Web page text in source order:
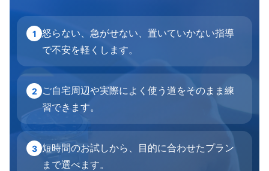
1 怒らない、急がせない、置いていかない指導
で不安を軽くします。
2
ご自宅周辺や実際によく使う道をそのまま練
習できます。
3 短時間のお試しから、目的に合わせたプラン
まで選べます。